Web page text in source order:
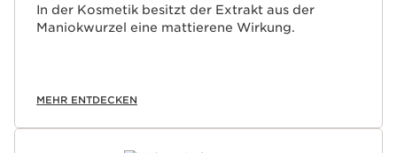
In der Kosmetik besitzt der Extrakt aus der
Maniokwurzel eine mattierene Wirkung.
MEHR ENTDECKEN